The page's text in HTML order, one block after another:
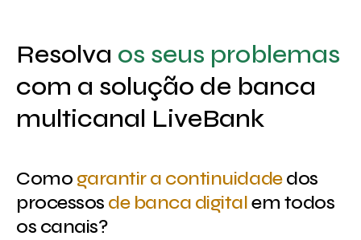
Resolva os seus problemas
com a solução de banca
multicanal LiveBank
Como garantir a continuidadedos
processos de banca digitalem todos
os canais?